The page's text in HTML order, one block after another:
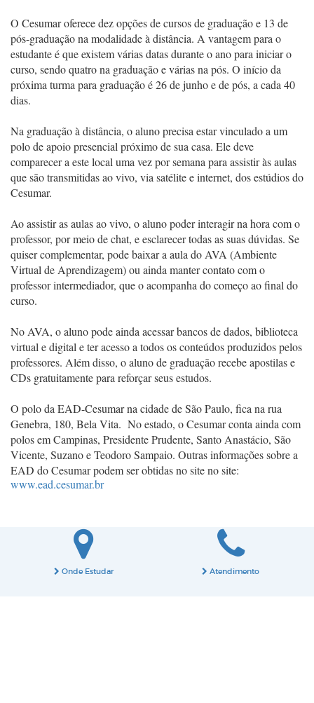
O Cesumar oferece dez opções de cursos de graduação e 13 de
pós-graduação na modalidade à distância. A vantagem para o
estudante é que existem várias datas durante o ano para iniciar o
curso, sendo quatro na graduação e várias na pós. O início da
próxima turma para graduação é 26 de junho e de pós, a cada 40
dias.
Na graduação à distância, o aluno precisa estar vinculado a um
polo de apoio presencial próximo de sua casa. Ele deve
comparecer a este local uma vez por semana para assistir às aulas
que são transmitidas ao vivo, via satélite e internet, dos estúdios do
Cesumar.
Ao assistir as aulas ao vivo, o aluno poder interagir na hora com o
professor, por meio de chat, e esclarecer todas as suas dúvidas. Se
quiser complementar, pode baixar a aula do AVA (Ambiente
Virtual de Aprendizagem) ou ainda manter contato com o
professor intermediador, que o acompanha do começo ao final do
curso.
No AVA, o aluno pode ainda acessar bancos de dados, biblioteca
virtual e digital e ter acesso a todos os conteúdos produzidos pelos
professores. Além disso, o aluno de graduação recebe apostilas e
CDs gratuitamente para reforçar seus estudos.
O polo da EAD-Cesumar na cidade de São Paulo, fica na rua
Genebra, 180, Bela Vita. No estado, o Cesumar conta ainda com
polos em Campinas, Presidente Prudente, Santo Anastácio, São
Vicente, Suzano e Teodoro Sampaio. Outras informações sobre a
EAD do Cesumar podem ser obtidas no site no site:
www.ead.cesumar.br
Onde Estudar Atendimento